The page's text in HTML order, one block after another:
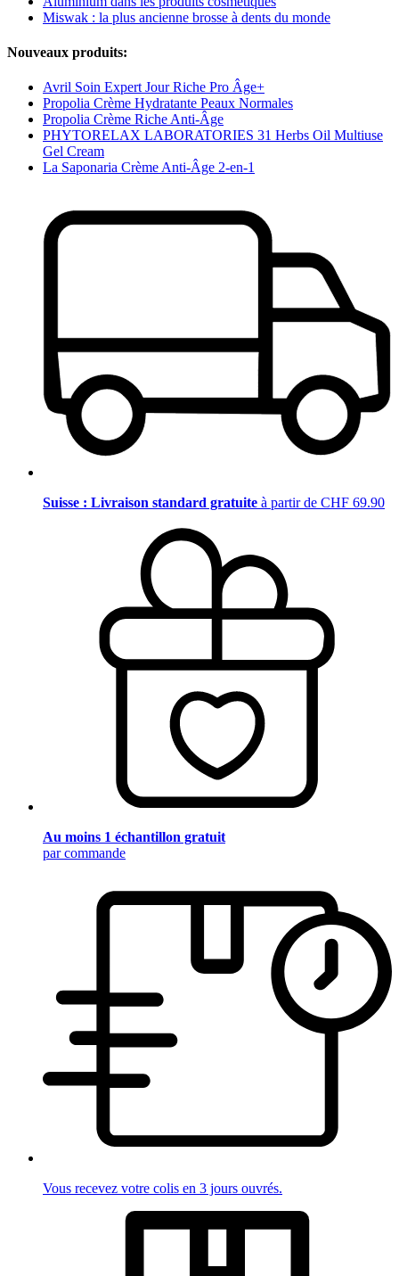
Miswak : la plus ancienne brosse à dents du monde
Nouveaux produits:
Avril Soin Expert Jour Riche Pro Âge+
Propolia Crème Hydratante Peaux Normales
Propolia Crème Riche Anti-Âge
PHYTORELAX LABORATORIES 31 Herbs Oil Multiuse
Gel Cream
La Saponaria Crème Anti-Âge 2-en-1
Suisse : Livraison standard gratuite à partir de CHF 69.90
Au moins 1 échantillon gratuit
par commande
Vous recevez votre colis en 3 jours ouvrés.